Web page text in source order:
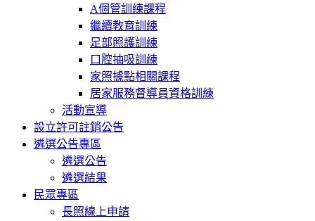
A個管訓練課程
繼續教育訓練
足部照護訓練
口腔抽吸訓練
家照據點相關課程
居家服務督導員資格訓練
活動宣導
設立許可註銷公告
遴選公告專區
遴選公告
遴選結果
民眾專區
長照線上申請